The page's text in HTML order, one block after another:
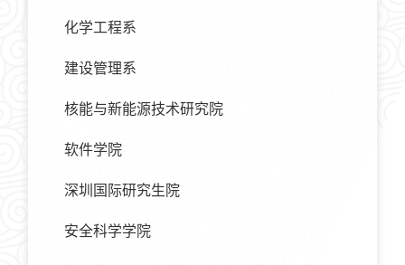
化学工程系
建设管理系
核能与新能源技术研究院
软件学院
深圳国际研究生院
安全科学学院